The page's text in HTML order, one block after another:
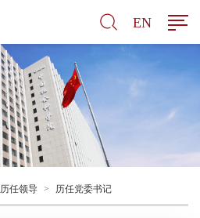
EN
历任领导 > 历任党委书记